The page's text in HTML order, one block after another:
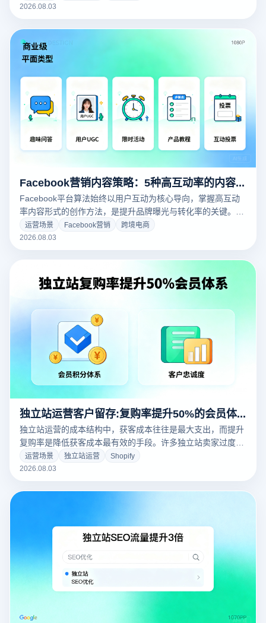
种适合TikTok矩阵玩家的赚钱模式，从达人带货到私域引流，
的变现路径。
2026.08.03
Facebook营销内容策略：5种高互动率的内容形式解析
Facebook平台算法始终以用户互动为核心导向，掌握高互动
率内容形式的创作方法，是提升品牌曝光与转化率的关键。本
文系统解析短视频、图片、轮播图、互动帖、直播5种内容形
式的实操技巧，助您快速提升Facebook营销账号的整体表
运营场景 Facebook营销
跨境电商
2026.08.03
独立站运营客户留存:复购率提升50%的会员体系搭建
独立站运营的成本结构中，获客成本往往是最大支出，而提升
复购率是降低获客成本最有效的手段。许多独立站卖家过度关
注新客获取而忽视老客维护，导致客户生命周期价值被严重低
估。本文从会员体系设计、积分机制、专属权益、内容营销四
运营场景 独立站运营
Shopify
2026.08.03